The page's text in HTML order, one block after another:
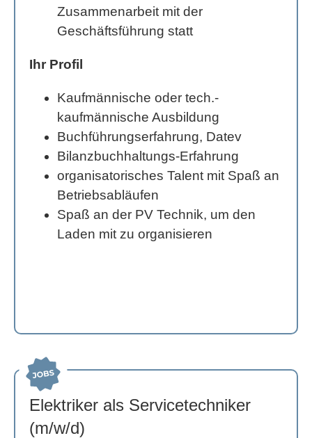
Zusammenarbeit mit der
Geschäftsführung statt
Ihr Profil
Kaufmännische oder tech.-
kaufmännische Ausbildung
Buchführungserfahrung, Datev
Bilanzbuchhaltungs-Erfahrung
organisatorisches Talent mit Spaß an
Betriebsabläufen
Spaß an der PV Technik, um den
Laden mit zu organisieren
Elektriker als Servicetechniker
(m/w/d)